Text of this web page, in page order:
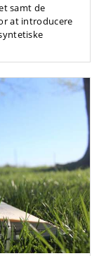
samt de
at introducere